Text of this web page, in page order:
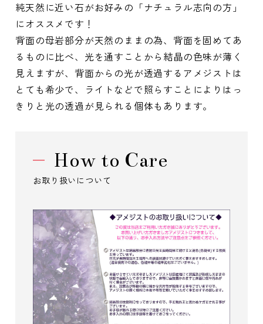
純天然に近い石がお好みの「ナチュラル志向の方」
にオススメです！
背面の母岩部分が天然のままの為、背面を固めてあ
るものに比べ、光を通すことから結晶の色味が薄く
見えますが、背面からの光が透過するアメジストは
とても希少で、ライトなどで照らすことによりはっ
きりと光の透過が見られる個体もあります。
How to Care
お取り扱いについて